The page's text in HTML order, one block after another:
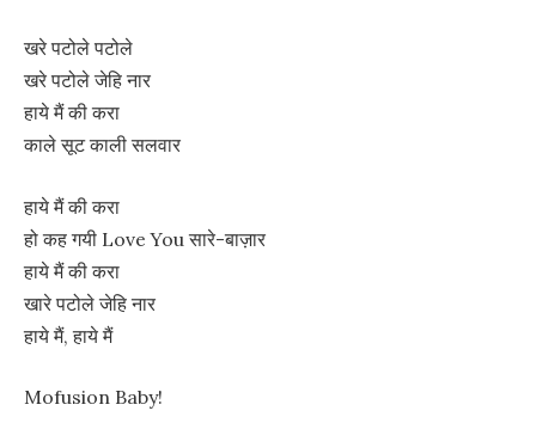
खरे पटोले पटोले
खरे पटोले जेहि नार
हाये मैं की करा
काले सूट काली सलवार
हाये मैं की करा
हो कह गयी Love You सारे-बाज़ार
हाये मैं की करा
खारे पटोले जेहि नार
हाये मैं, हाये मैं
Mofusion Baby!